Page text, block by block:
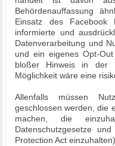
Behördenauffassung
Einsatz des
informierte und
Datenverarbeitung und
und ein eigenes Opt-
bloßer Hinweis in der
Möglichkeit wäre eine
Allenfalls müssen
geschlossen werden, die
machen, die
Datenschutzgesetze
Protection Act